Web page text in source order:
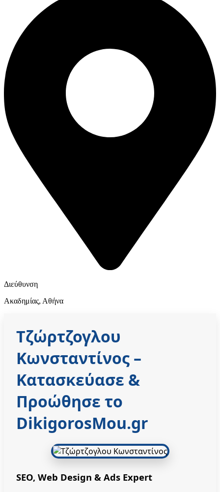
Διεύθυνση
Ακαδημίας, Αθήνα
Τζώρτζογλου
Κωνσταντίνος –
Κατασκεύασε &
Προώθησε το
DikigorosMou.gr
SEO, Web Design & Ads Expert